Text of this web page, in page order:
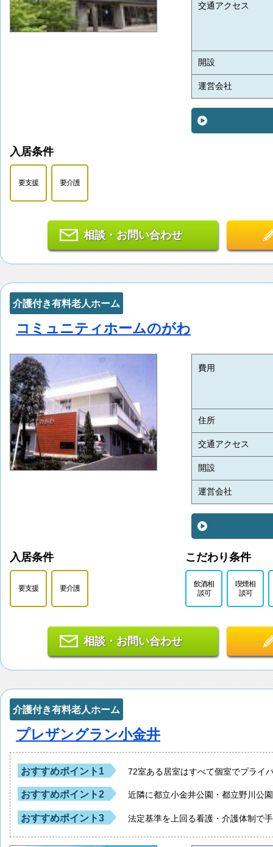
交通アクセス
開設
運営会社
入居条件
要支援 要介護
相談・お問い合わせ
介護付き有料老人ホーム
コミュニティホームのがわ
費用
住所
交通アクセス
開設
運営会社
入居条件
要支援 要介護
こだわり条件
飲酒相
談可
喫煙相
談可
相談・お問い合わせ
介護付き有料老人ホーム
プレザングラン小金井
おすすめポイント1 72室ある居室はすべて個室でプライ
おすすめポイント2 近隣に都立小金井公園・都立野川公
おすすめポイント3 法定基準を上回る看護・介護体制で